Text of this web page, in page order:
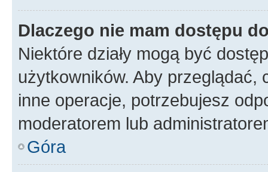
Dlaczego nie mam dostępu
Niektóre działy mogą być
użytkowników. Aby
inne operacje, potrzebujesz
moderatorem lub
Góra